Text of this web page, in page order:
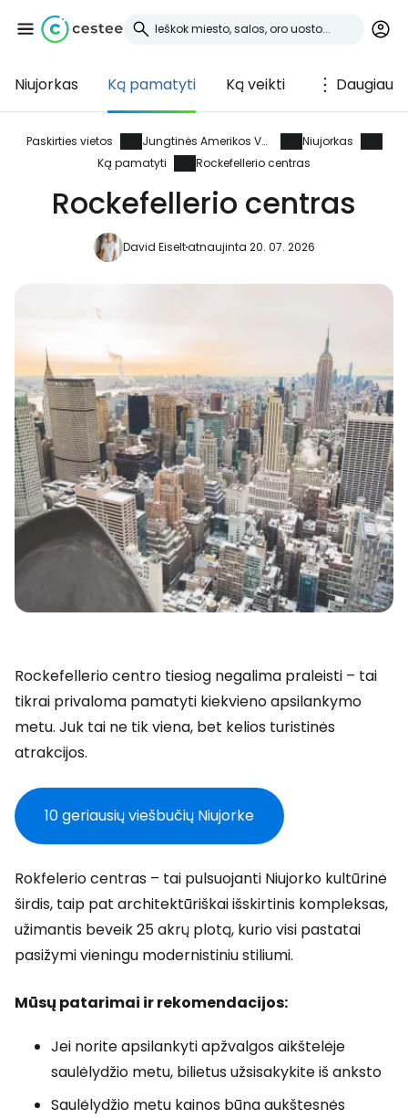
Niujorkas Ką pamatyti Ką veikti Daugiau
Paskirties vietos Jungtinės Amerikos Valstijos
Niujorkas
Ką pamatyti
Rockefellerio centras
Rockefellerio centras
David Eiseltatnaujinta 20. 07. 2026
Rockefellerio centro tiesiog negalima praleisti – tai
tikrai privaloma pamatyti kiekvieno apsilankymo
metu. Juk tai ne tik viena, bet kelios turistinės
atrakcijos.
10 geriausių viešbučių Niujorke
Rokfelerio centras – tai pulsuojanti Niujorko kultūrinė
širdis, taip pat architektūriškai išskirtinis kompleksas,
užimantis beveik 25 akrų plotą, kurio visi pastatai
pasižymi vieningu modernistiniu stiliumi.
Mūsų patarimai ir rekomendacijos:
Jei norite apsilankyti apžvalgos aikštelėje
saulėlydžio metu, bilietus užsisakykite iš anksto
Saulėlydžio metu kainos būna aukštesnės
Prisijunkite prie
Cestee
... pasaulinė kelionių bendruomenė
Tęsti su Google
Tęsti el. paštu